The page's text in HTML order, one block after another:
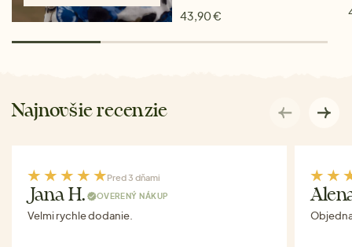
43,90 €
Najnovšie recenzie
Pred 3 dňami
Jana H. OVERENÝ NÁKUP
Velmi rychle dodanie.